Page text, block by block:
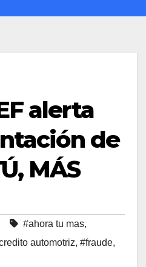
alerta
de
MÁS
#ahora tu mas,
automotriz, #fraude,